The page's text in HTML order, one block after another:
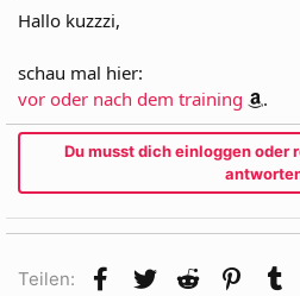
Hallo kuzzzi,
schau mal hier:
vor oder nach dem training
.
Du musst dich einloggen oder
Teilen: Facebook
Twitter Reddit